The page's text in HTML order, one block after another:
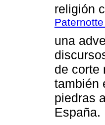
religión
una
de corte
también
piedras
España.